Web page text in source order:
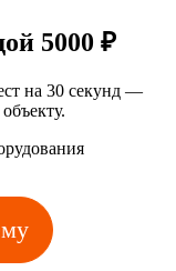
5000 ₽
на 30 секунд —